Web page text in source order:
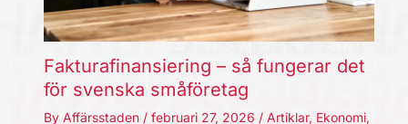
Fakturafinansiering – så fungerar det
för svenska småföretag
By Affärsstaden / februari 27, 2026 / Artiklar, Ekonomi,